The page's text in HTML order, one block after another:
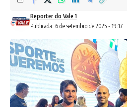
Publicada: 6 de setembro de 2025 - 19:17
Reporter do Vale 1